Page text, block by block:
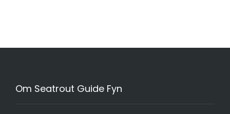
Om Seatrout Guide Fyn